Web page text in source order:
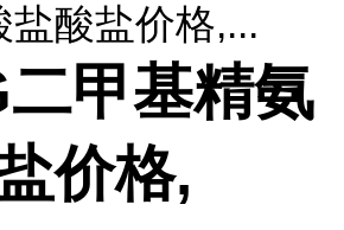
盐酸盐价格,...
甲基精氨
价格,